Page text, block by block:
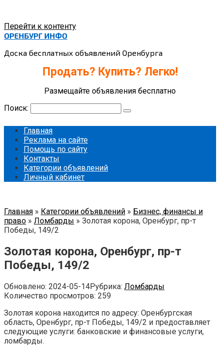
Перейти к контенту
ОРЕНБУРГ ИНФО
Доска бесплатных объявлений Оренбурга
Продать? Купить? Легко!
Размещайте объявления бесплатно
Поиск:
Главная
Реклама на сайте
Помощь по сайту
Контакты
Категории объявлений
Личный кабинет
Главная » Категории объявлений » Бизнес, финансы и
право » Ломбарды » Золотая корона, Оренбург, пр-т
Победы, 149/2
Золотая корона, Оренбург, пр-т
Победы, 149/2
Обновлено: 2024-05-14Рубрика: Ломбарды
Количество просмотров: 259
Золотая корона находится по адресу: Оренбургская
область, Оренбург, пр-т Победы, 149/2 и предоставляет
следующие услуги: банковские и финансовые услуги,
ломбарды.